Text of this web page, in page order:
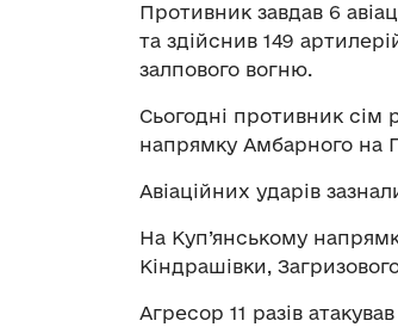
Противник завдав 6
та здійснив 149
залпового вогню.
Сьогодні противник сім
напрямку Амбарного на
Авіаційних ударів
На Куп’янському
Кіндрашівки,
Агресор 11 разів